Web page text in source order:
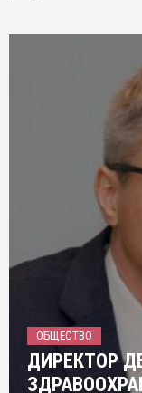
ОБЩЕСТВО
ДИРЕКТОР